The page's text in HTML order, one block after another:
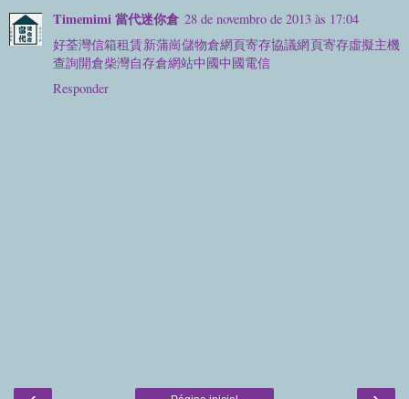
Timemimi 當代迷你倉 28 de novembro de 2013 às 17:04
好荃灣信箱租賃新蒲崗儲物倉網頁寄存協議網頁寄存虛擬主機
查詢開倉柴灣自存倉網站中國中國電信
Responder